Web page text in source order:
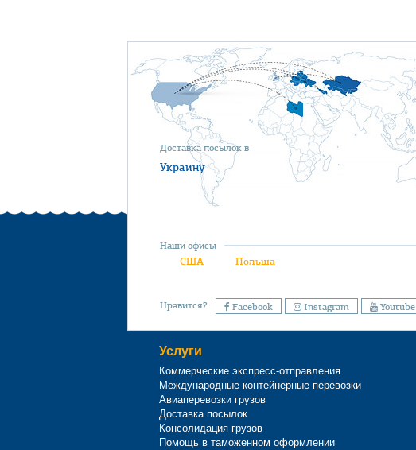
Доставка посылок в
Украину
Наши офисы
США Польша
Нравится? Facebook Instagram Youtube
Услуги
Коммерческие экспресс-отправления
Международные контейнерные перевозки
Авиаперевозки грузов
Доставка посылок
Консолидация грузов
Помощь в таможенном оформлении